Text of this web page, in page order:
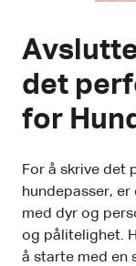
det
for
For å skrive det
hundepasser,
med dyr og
og pålitelighet.
å starte med en